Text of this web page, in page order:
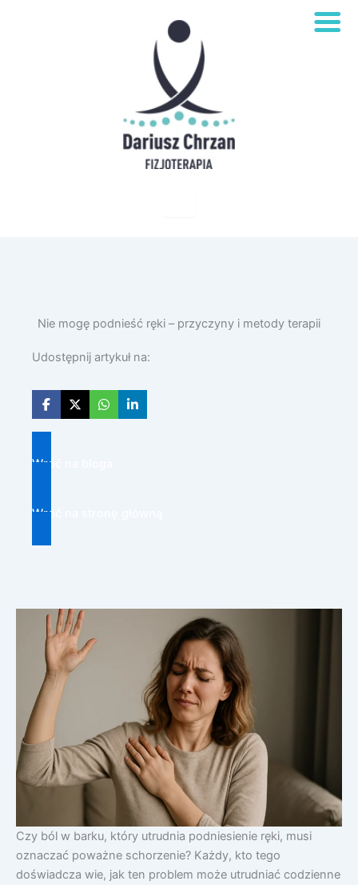
Nie mogę podnieść ręki – przyczyny i metody terapii
Udostępnij artykuł na:
Wróć na bloga
Wróć na stronę główną
Czy ból w barku, który utrudnia podniesienie ręki, musi
oznaczać poważne schorzenie? Każdy, kto tego
doświadcza wie, jak ten problem może utrudniać codzienne